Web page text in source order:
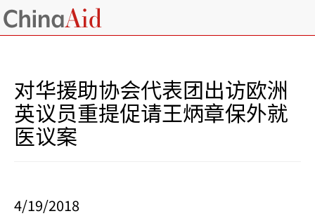
对华援助协会代表团出访欧洲
英议员重提促请王炳章保外就
医议案
4/19/2018